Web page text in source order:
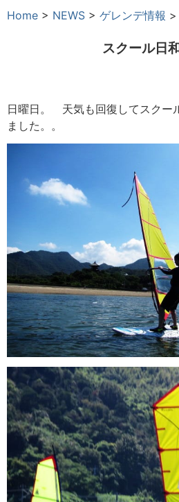
Home > NEWS > ゲレンデ情報 >
スクール日和
日曜日。 天気も回復してスクー
ました。。